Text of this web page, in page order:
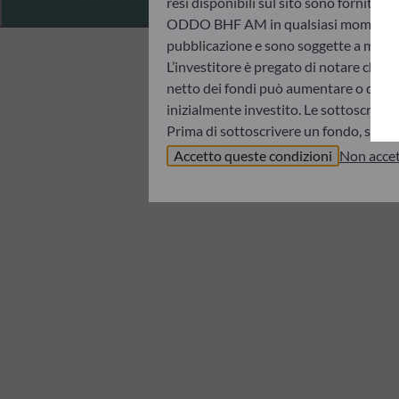
ODDO BHF AM in qualsiasi
pubblicazione e sono soggette a
L’investitore è pregato di notare che
netto dei fondi può aumentare o
inizialmente investito. Le
Prima di sottoscrivere un fondo, si
informazioni chiave per l’investitore
d’investimento, il proprio orizzonte
ritenuta responsabile di danni diretti
sull’avviso dell’operazione e sugli
Il regime fiscale di un investimento
Accetto queste condizioni Non